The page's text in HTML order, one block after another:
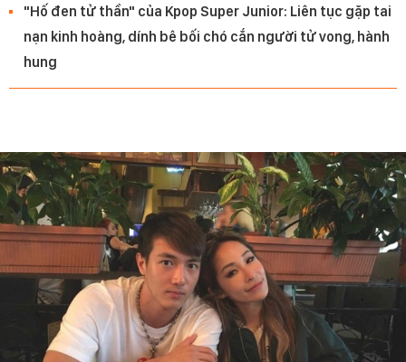
"Hố đen tử thần" của Kpop Super Junior: Liên tục gặp tai
nạn kinh hoàng, dính bê bối chó cắn người tử vong, hành
hung